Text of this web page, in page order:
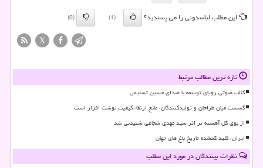
این مطلب لباسدونی را می پسندید؟
(1)
(0)
X
تازه ترین مطالب مرتبط
کتاب صوتی رویای توسعه با صدای حسین تسلیمی
گسست میان طراحان و تولیدکنندگان، مانع ارتقاء کیفیت نوشت افزار است
از بوی گل آهسته تر اثر سید مهدی شجاعی شنیدنی شد
ایران، کلید گمشده تاریخ باغ های جهان
نظرات بینندگان در مورد این مطلب